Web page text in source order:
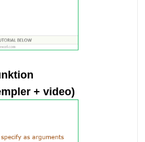
+ video)